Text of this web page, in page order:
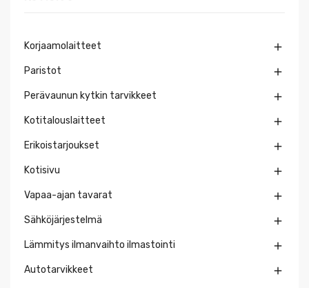
Korjaamolaitteet 
Paristot 
Perävaunun kytkin tarvikkeet 
Kotitalouslaitteet 
Erikoistarjoukset 
Kotisivu 
Vapaa-ajan tavarat 
Sähköjärjestelmä 
Lämmitys ilmanvaihto ilmastointi 
Autotarvikkeet 